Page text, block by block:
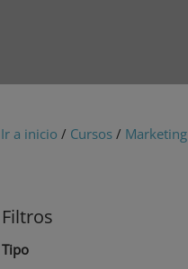
Ir a inicio / Cursos / Marketing
Filtros
Tipo